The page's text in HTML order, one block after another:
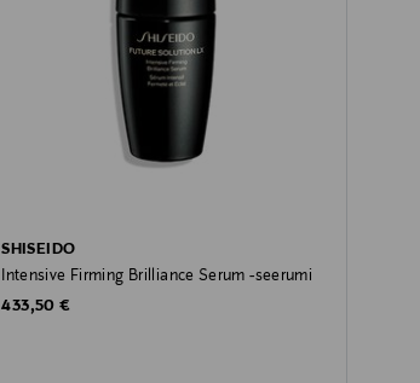
SHISEIDO
Intensive Firming Brilliance Serum -seerumi
Original Price
433,50 €